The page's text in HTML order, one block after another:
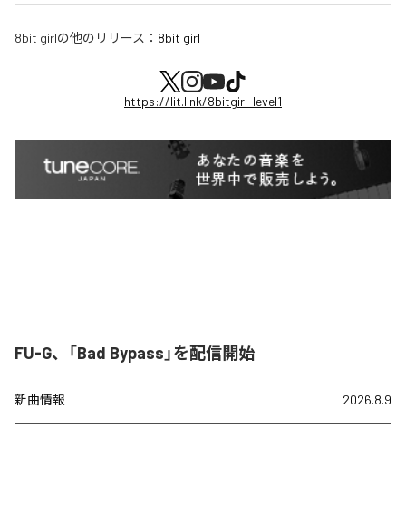
8bit girlの他のリリース： 8bit girl
https://lit.link/8bitgirl-level1
FU-G、「Bad Bypass」を配信開始
新曲情報 2026.8.9